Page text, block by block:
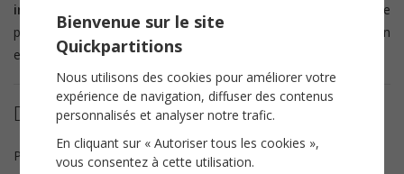
intermédiaire
que vous entendez sur cette
page est enregistré par notre arrangeur. Il est disponible en
entier sur votre compte.
Détails de la partition
Paroles et Musique
Clara Luciani, Sage
Bienvenue sur le site
Quickpartitions
Nous utilisons des cookies pour améliorer votre
expérience de navigation, diffuser des contenus
personnalisés et analyser notre trafic.
En cliquant sur « Autoriser tous les cookies »,
vous consentez à cette utilisation.